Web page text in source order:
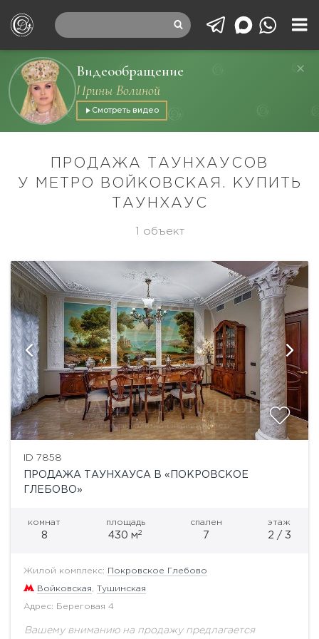
Видеообращение
Ирины Волиной
Смотреть видео
ПРОДАЖА ТАУНХАУСОВ
У МЕТРО ВОЙКОВСКАЯ. КУПИТЬ
ТАУНХАУС
1 объект
ID 7858
ПРОДАЖА ТАУНХАУСА В «ПОКРОВСКОЕ
ГЛЕБОВО»
комнат
8
площадь
430 м2
спален
7
этаж
2 / 3
Жилой комплекс: Покровское Глебово
Войковская Тушинская
Адрес: Береговая 4
Вашему вниманию на продажу предлагается